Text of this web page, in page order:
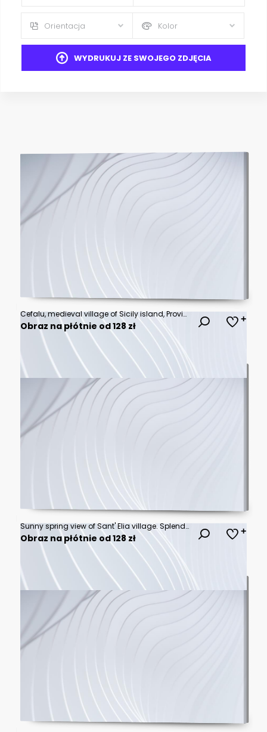
Orientacja Kolor
WYDRUKUJ ZE SWOJEGO ZDJĘCIA
Cefalu, medieval village of Sicily island, Province of Palermo, Italy
Obraz na płótnie od 128 zł
Sunny spring view of Sant' Elia village. Splendid azure water bay on Sicily, Palermo city location, Italy, Europe. Traveling concept background.
Obraz na płótnie od 128 zł